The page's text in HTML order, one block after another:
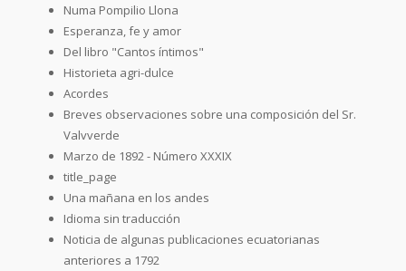
Numa Pompilio Llona
Esperanza, fe y amor
Del libro "Cantos íntimos"
Historieta agri-dulce
Acordes
Breves observaciones sobre una composición del Sr.
Valvverde
Marzo de 1892 - Número XXXIX
title_page
Una mañana en los andes
Idioma sin traducción
Noticia de algunas publicaciones ecuatorianas
anteriores a 1792